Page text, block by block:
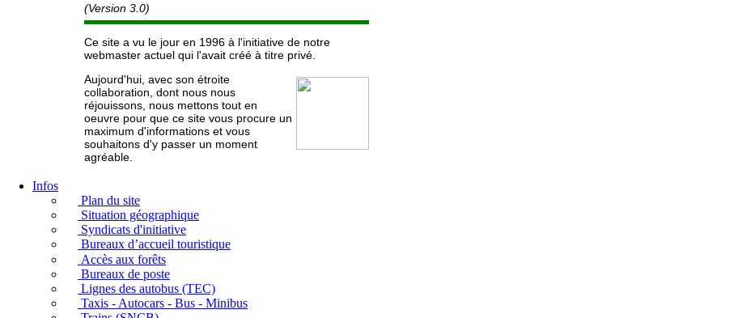
(Version 3.0)
Ce site a vu le jour en 1996 à l'initiative de notre
webmaster actuel qui l'avait créé à titre privé.
Aujourd'hui, avec son étroite
collaboration, dont nous nous
réjouissons, nous mettons tout en
oeuvre pour que ce site vous procure un
maximum d'informations et vous
souhaitons d'y passer un moment
agréable.
Infos
Plan du site
Situation géographique
Syndicats d'initiative
Bureaux d’accueil touristique
Accès aux forêts
Bureaux de poste
Lignes des autobus (TEC)
Taxis - Autocars - Bus - Minibus